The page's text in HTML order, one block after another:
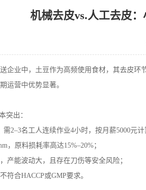
机械去皮vs.人工去皮
企业中，土豆作为高频使用食材，其去皮
运营中优势显著。
突出：
2–3名工人连续作业4小时，按月薪5000元计
，原料损耗率高达15%–20%；
产能波动大，且存在刀伤等安全风险；
符合HACCP或GMP要求。